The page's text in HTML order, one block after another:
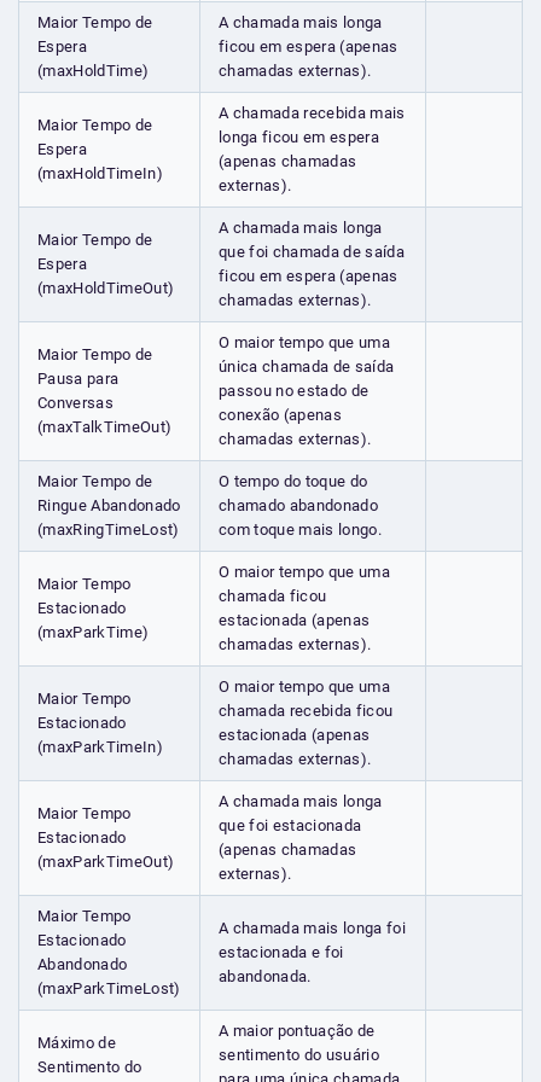
Maior Tempo de
Espera
(maxHoldTime)
A chamada mais longa
ficou em espera (apenas
chamadas externas).
Maior Tempo de
Espera
(maxHoldTimeIn)
A chamada recebida mais
longa ficou em espera
(apenas chamadas
externas).
Maior Tempo de
Espera
(maxHoldTimeOut)
A chamada mais longa
que foi chamada de saída
ficou em espera (apenas
chamadas externas).
Maior Tempo de
Pausa para
Conversas
(maxTalkTimeOut)
O maior tempo que uma
única chamada de saída
passou no estado de
conexão (apenas
chamadas externas).
Maior Tempo de
Ringue Abandonado
(maxRingTimeLost)
O tempo do toque do
chamado abandonado
com toque mais longo.
Maior Tempo
Estacionado
(maxParkTime)
O maior tempo que uma
chamada ficou
estacionada (apenas
chamadas externas).
Maior Tempo
Estacionado
(maxParkTimeIn)
O maior tempo que uma
chamada recebida ficou
estacionada (apenas
chamadas externas).
Maior Tempo
Estacionado
(maxParkTimeOut)
A chamada mais longa
que foi estacionada
(apenas chamadas
externas).
Maior Tempo
Estacionado
Abandonado
(maxParkTimeLost)
A chamada mais longa foi
estacionada e foi
abandonada.
Máximo de
Sentimento do
A maior pontuação de
sentimento do usuário